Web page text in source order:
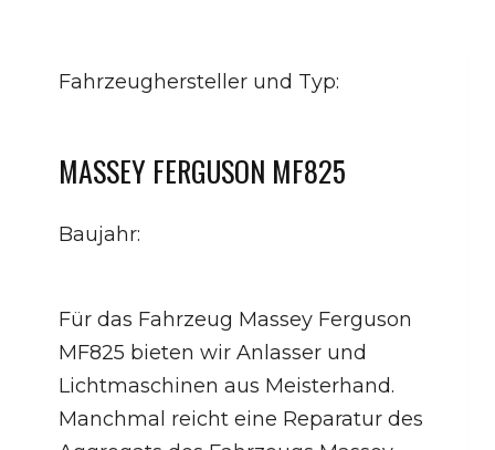
Fahrzeughersteller und Typ:
MASSEY FERGUSON MF825
Baujahr:
Für das Fahrzeug Massey Ferguson
MF825 bieten wir Anlasser und
Lichtmaschinen aus Meisterhand.
Manchmal reicht eine Reparatur des